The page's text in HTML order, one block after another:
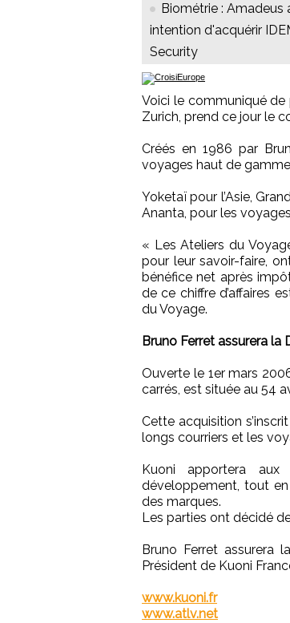
Biométrie : Amadeus
intention d'acquérir
Security
Voici le communiqué de
Zurich, prend ce jour le
Créés en 1986 par
voyages haut de
Yoketaï pour l’Asie,
Ananta, pour les
« Les Ateliers du
pour leur savoir-faire,
bénéfice net après
de ce chiffre d’affaires
du Voyage.
Bruno Ferret assurera la
Ouverte le 1er mars
carrés, est située au 54
Cette acquisition
longs courriers et les
Kuoni apportera
développement, tout en
des marques.
Les parties ont décidé
Bruno Ferret assurera
Président de Kuoni
www.kuoni.fr
www.atlv.net